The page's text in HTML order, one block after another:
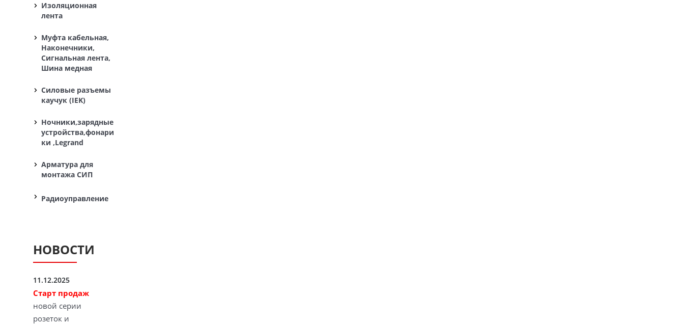
Изоляционная
лента
Муфта кабельная,
Наконечники,
Сигнальная лента,
Шина медная
Силовые разъемы
каучук (IEK)
Ночники,зарядные
устройства,фонари
ки ,Legrand
Арматура для
монтажа СИП
Радиоуправление
НОВОСТИ
11.12.2025
Старт продаж
новой серии
розеток и